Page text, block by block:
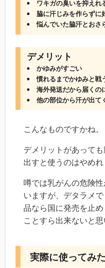
ワキガの臭いを抑えれ
脇に汗じみを作らずに
悩んでいた脇汗とおさ
デメリット
かゆみがすごい
慣れるまでかゆみと戦
海外発送だから届くの
他の部位から汗が出て
こんなものですかね。
デメリットがあって
出すと使うのはやめれ
噂では乳がんの危険
いますが、デタラメ
品なら国に発売を止
ことすら出来ないと思
実際に使ってみ